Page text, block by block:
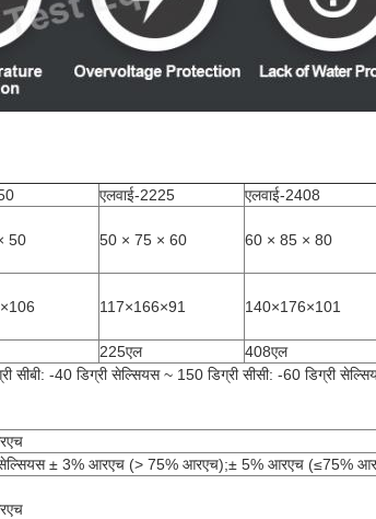
एलवाई-2225
एलवाई-2408
50 50 × 75 × 60 60 × 85 × 80
117×166×91 140×176×101
225एल 408एल
सीबी: -40 डिग्री सेल्सियस ~ 150 डिग्री सीसी: -60 डिग्री
सेल्सियस ± 3% आरएच (> 75% आरएच);± 5% आरएच (≤75%